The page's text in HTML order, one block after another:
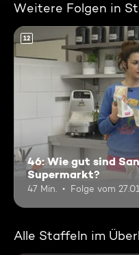
Weitere Folgen in
12
46: Wie gut sind
Supermarkt?
47 Min. Folge vom
Alle Staffeln im